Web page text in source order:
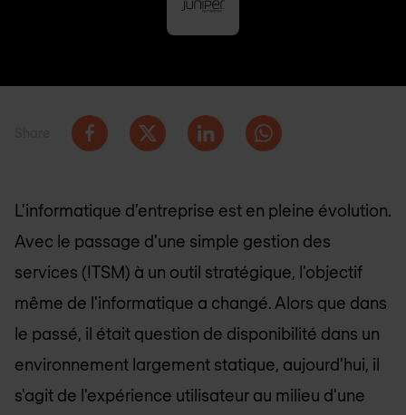
L'informatique d’entreprise est en pleine évolution.
Avec le passage d'une simple gestion des
services (ITSM) à un outil stratégique, l'objectif
même de l'informatique a changé. Alors que dans
le passé, il était question de disponibilité dans un
environnement largement statique, aujourd'hui, il
s'agit de l'expérience utilisateur au milieu d'une